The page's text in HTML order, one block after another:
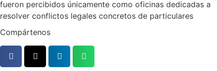
fueron percibidos únicamente como oficinas dedicadas a
resolver conflictos legales concretos de particulares
Compártenos